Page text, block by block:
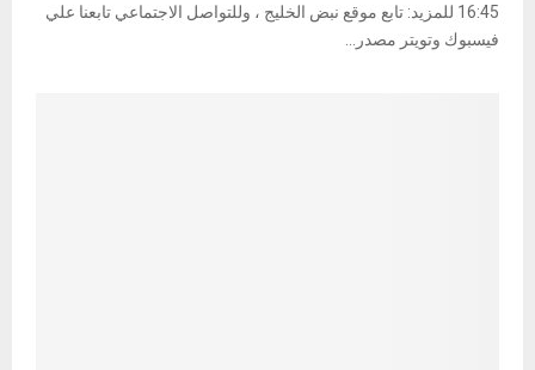
16:45 للمزيد: تابع موقع نبض الخليج ، وللتواصل الاجتماعي تابعنا علي
فيسبوك وتويتر مصدر...